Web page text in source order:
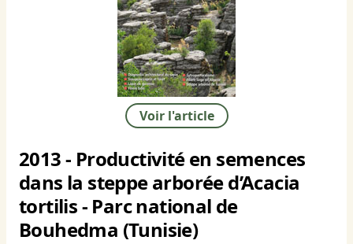
Voir l'article
2013 - Productivité en semences
dans la steppe arborée d’Acacia
tortilis - Parc national de
Bouhedma (Tunisie)